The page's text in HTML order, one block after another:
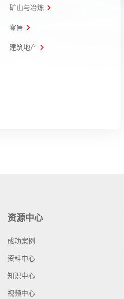
矿山与冶炼
零售
建筑地产
资源中心
成功案例
资料中心
知识中心
视频中心